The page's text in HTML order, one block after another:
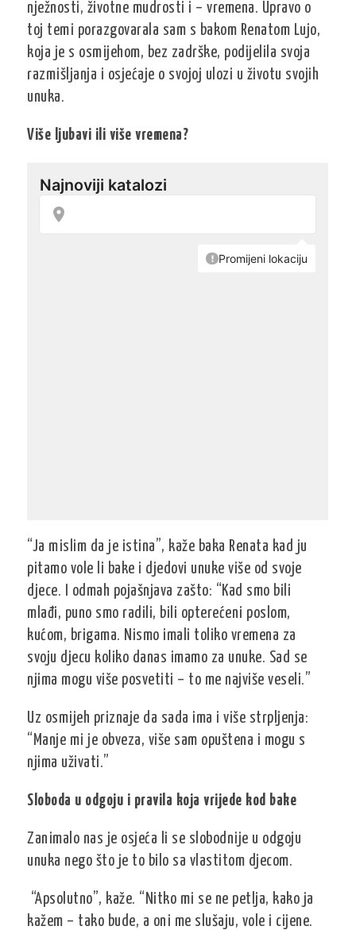
nježnosti, životne mudrosti i – vremena. Upravo o
toj temi porazgovarala sam s bakom Renatom Lujo,
koja je s osmijehom, bez zadrške, podijelila svoja
razmišljanja i osjećaje o svojoj ulozi u životu svojih
unuka.
Više ljubavi ili više vremena?
“Ja mislim da je istina”, kaže baka Renata kad ju
pitamo vole li bake i djedovi unuke više od svoje
djece. I odmah pojašnjava zašto: “Kad smo bili
mlađi, puno smo radili, bili opterećeni poslom,
kućom, brigama. Nismo imali toliko vremena za
svoju djecu koliko danas imamo za unuke. Sad se
njima mogu više posvetiti – to me najviše veseli.”
Uz osmijeh priznaje da sada ima i više strpljenja:
“Manje mi je obveza, više sam opuštena i mogu s
njima uživati.”
Sloboda u odgoju i pravila koja vrijede kod bake
Zanimalo nas je osjeća li se slobodnije u odgoju
unuka nego što je to bilo sa vlastitom djecom.
“Apsolutno”, kaže. “Nitko mi se ne petlja, kako ja
kažem – tako bude, a oni me slušaju, vole i cijene.